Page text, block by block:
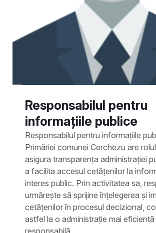
Responsabilul pentru
informațiile publice
Responsabilul pentru informațiile
Primăriei comunei Cerchezu are
asigura transparența administrației
a facilita accesul cetățenilor la
interes public. Prin activitatea sa,
urmărește să sprijine înțelegerea și
cetățenilor în procesul decizional,
astfel la o administrație mai eficientă